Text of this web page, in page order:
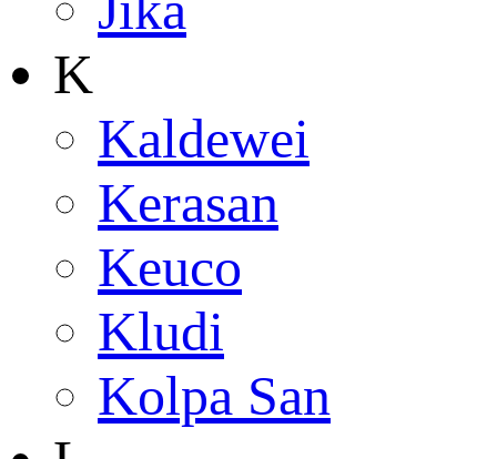
K
Kaldewei
Kerasan
Keuco
Kludi
Kolpa San